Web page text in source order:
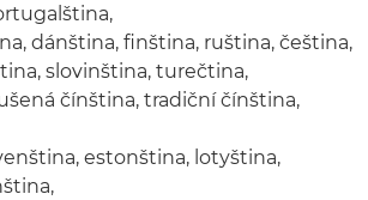
dánština, finština, ruština, čeština,
slovinština, turečtina,
čínština, tradiční čínština,
estonština, lotyština,